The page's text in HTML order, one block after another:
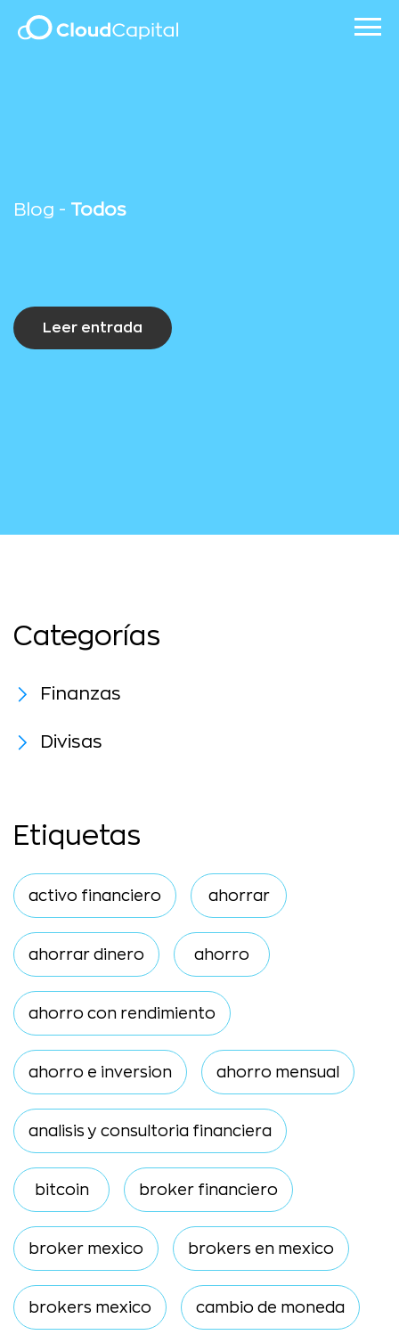
Blog - Todos
Leer entrada
Categorías
Finanzas
Divisas
Etiquetas
activo financiero ahorrar
ahorrar dinero ahorro
ahorro con rendimiento
ahorro e inversion ahorro mensual
analisis y consultoria financiera
bitcoin broker financiero
broker mexico brokers en mexico
brokers mexico cambio de moneda